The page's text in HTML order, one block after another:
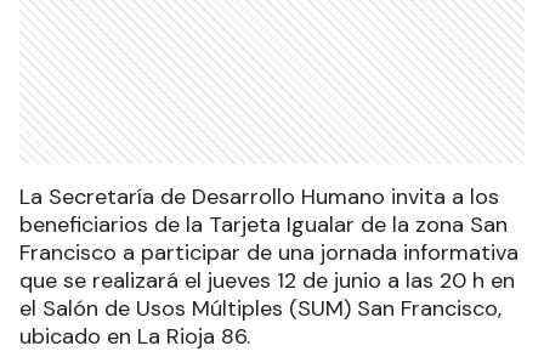
La Secretaría de Desarrollo Humano invita a los
beneficiarios de la Tarjeta Igualar de la zona San
Francisco a participar de una jornada informativa
que se realizará el jueves 12 de junio a las 20 h en
el Salón de Usos Múltiples (SUM) San Francisco,
ubicado en La Rioja 86.